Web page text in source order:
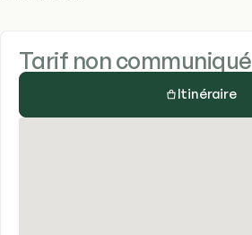
Tarif non communiqué
Itinéraire